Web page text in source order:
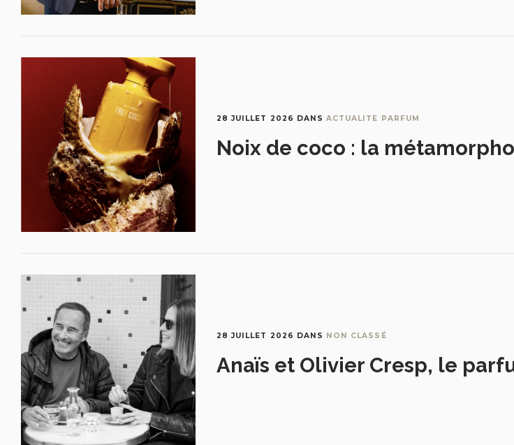
28 JUILLET 2026 DANSACTUALITE PARFUM
Noix de coco : la
28 JUILLET 2026 DANS NON CLASSÉ
Anaïs et Olivier Cresp, le